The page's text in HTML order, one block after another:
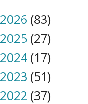
2026 (83)
2025 (27)
2024 (17)
2023 (51)
2022 (37)